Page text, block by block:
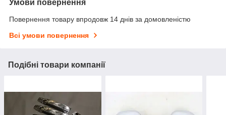
Умови повернення
Повернення товару впродовж 14 днів за домовленістю
Всі умови повернення
Подібні товари компанії